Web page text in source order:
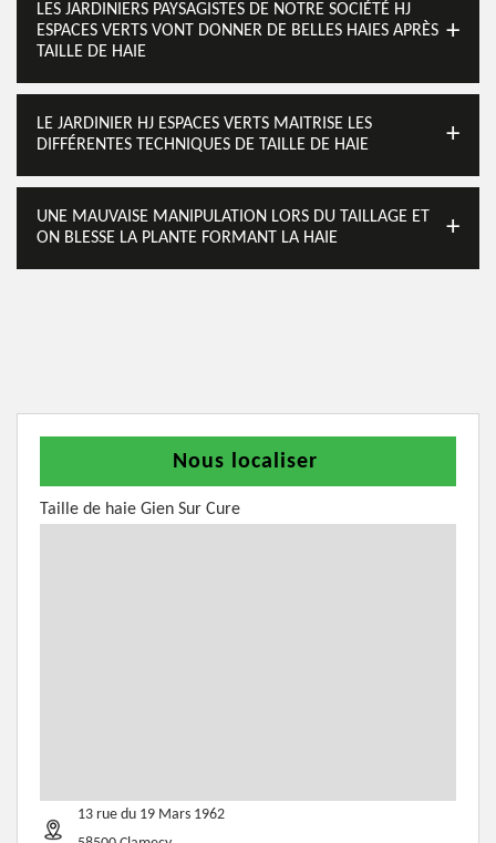
LES JARDINIERS PAYSAGISTES DE NOTRE SOCIÉTÉ HJ
ESPACES VERTS VONT DONNER DE BELLES HAIES APRÈS
TAILLE DE HAIE
LE JARDINIER HJ ESPACES VERTS MAITRISE LES
DIFFÉRENTES TECHNIQUES DE TAILLE DE HAIE
UNE MAUVAISE MANIPULATION LORS DU TAILLAGE ET
ON BLESSE LA PLANTE FORMANT LA HAIE
Nous localiser
Taille de haie Gien Sur Cure
13 rue du 19 Mars 1962